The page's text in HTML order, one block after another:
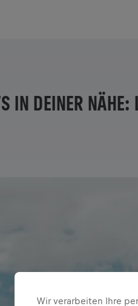
IN DEINER
Wir verarbeiten Ihre